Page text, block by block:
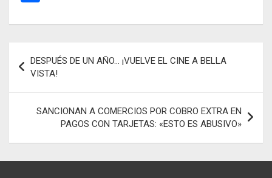
b
o
k
s
p
p
n
er
gr
m
m
p
ar
tir
Navegación
de
entradas
DESPUÉS DE UN AÑO… ¡VUELVE EL CINE A BELLA
VISTA!
SANCIONAN A COMERCIOS POR COBRO EXTRA EN
PAGOS CON TARJETAS: «ESTO ES ABUSIVO»